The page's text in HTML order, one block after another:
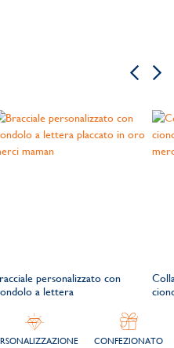
personalizzato con
a lettera
CONFEZIONATO